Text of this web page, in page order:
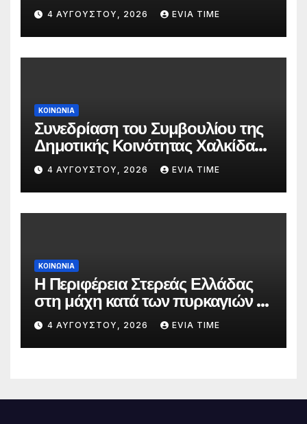
δασκάλων;»
4 ΑΥΓΟΎΣΤΟΥ, 2026 EVIA TIME
ΚΟΙΝΩΝΙΑ
Συνεδρίαση του Συμβουλίου της
Δημοτικής Κοινότητας Χαλκίδας
την 5 Αυγούστου
4 ΑΥΓΟΎΣΤΟΥ, 2026 EVIA TIME
ΚΟΙΝΩΝΙΑ
Η Περιφέρεια Στερεάς Ελλάδας
στη μάχη κατά των πυρκαγιών –
Δράσεις και στήριξη σε πέντε
περιφερειακές ενότητες
4 ΑΥΓΟΎΣΤΟΥ, 2026 EVIA TIME